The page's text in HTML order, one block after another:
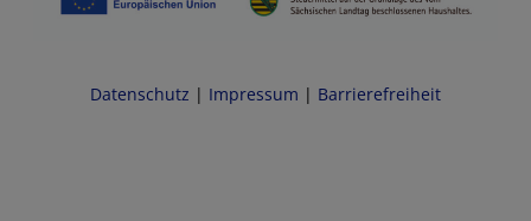
Datenschutz | Impressum | Barrierefreiheit